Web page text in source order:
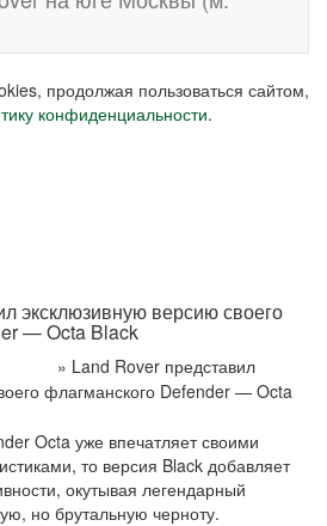
продолжая пользоваться сайтом,
конфиденциальности.
эксклюзивную версию своего
— Octa Black
» Land Rover представил
флагманского Defender — Octa
Octa уже впечатляет своими
то версия Black добавляет
окутывая легендарный
но брутальную черноту.